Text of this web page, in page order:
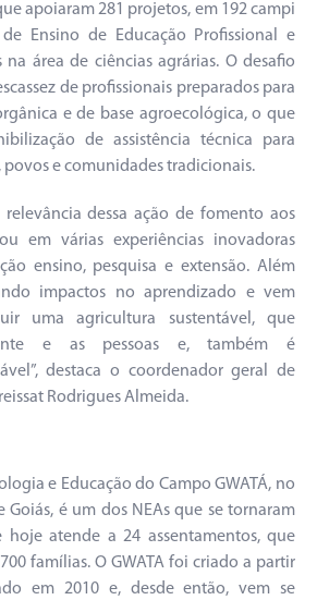
apoiaram 281 projetos, em 192 campi
Ensino de Educação Profissional e
na área de ciências agrárias. O desafio
de profissionais preparados para
e de base agroecológica, o que
de assistência técnica para
e comunidades tradicionais.
relevância dessa ação de fomento aos
em várias experiências inovadoras
ensino, pesquisa e extensão. Além
impactos no aprendizado e vem
uma agricultura sustentável, que
e as pessoas e, também é
destaca o coordenador geral de
Rodrigues Almeida.
e Educação do Campo GWATÁ, no
é um dos NEAs que se tornaram
hoje atende a 24 assentamentos, que
famílias. O GWATA foi criado a partir
em 2010 e, desde então, vem se